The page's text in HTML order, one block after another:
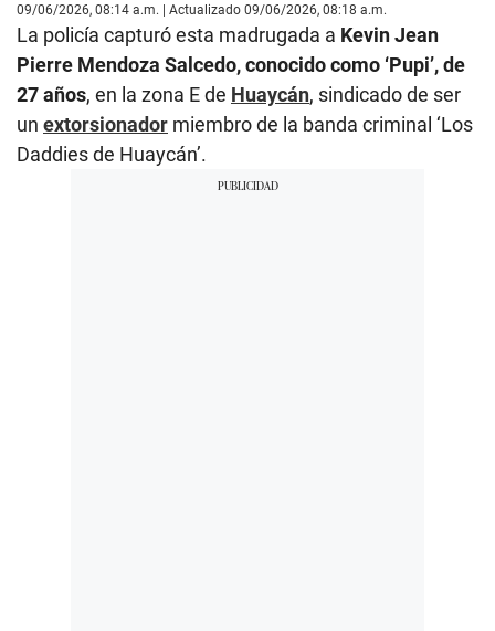
09/06/2026, 08:14 a.m. | Actualizado 09/06/2026, 08:18 a.m.
La policía capturó esta madrugada a Kevin Jean
Pierre Mendoza Salcedo, conocido como ‘Pupi’, de
27 años, en la zona E de Huaycán, sindicado de ser
un extorsionador miembro de la banda criminal ‘Los
Daddies de Huaycán’.